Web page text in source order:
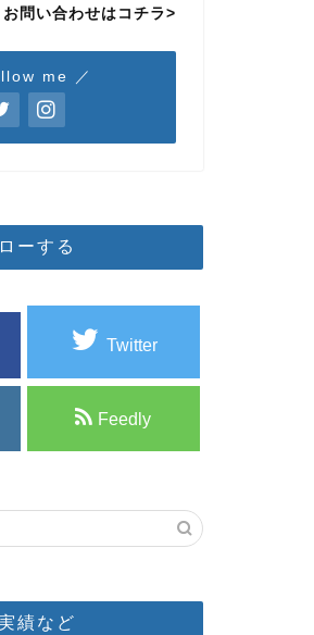
お問い合わせはコチラ>
me ／
ーする
Twitter
Feedly
績など